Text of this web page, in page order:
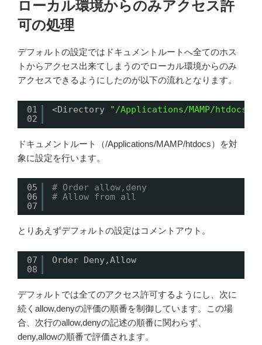
ローカル環境からのみアクセス許
可の処理
デフォルトの設定ではドキュメントルートへ全てのホス
トからアクセス出来てしまうのでローカル環境からのみ
アクセスできるようにしたのが以下の流れとなります。
01
02
<Directory "/Applications/MAMP/htdocs"
ドキュメントルート（/Applications/MAMP/htdocs）を対
象に設定を行います。
05
06
07
# Order allow,deny
# Allow from all
とりあえずデフォルトの設定はコメントアウト。
07
08
Order Deny,Allow
デフォルトでは全てのアクセス許可するようにし、次に
続くallow,denyの評価の順番を制御しています。この場
合、次行のallow,denyの記述の順番に関わらず、
deny,allowの順番で評価されます。